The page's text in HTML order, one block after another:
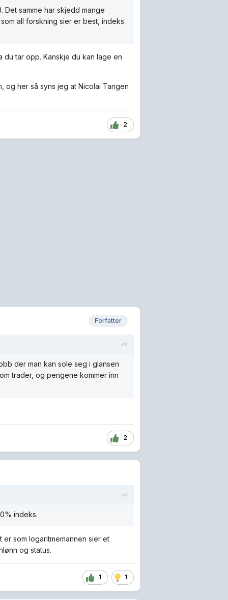
Det samme har skjedd mange
all forskning sier er best, indeks
tar opp. Kanskje du kan lage en
her så syns jeg at Nicolai Tangen
2
Forfatter
der man kan sole seg i glansen
trader, og pengene kommer inn
2
indeks.
som logaritmemannen sier et
og status.
1 1